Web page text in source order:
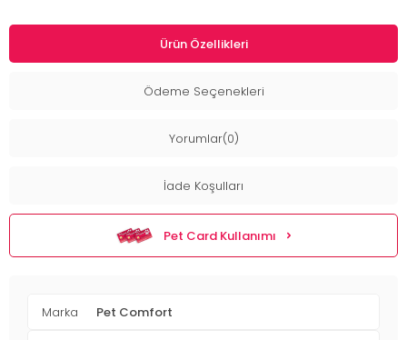
Ürün Özellikleri
Ödeme Seçenekleri
Yorumlar(0)
İade Koşulları
Pet Card Kullanımı
Marka Pet Comfort